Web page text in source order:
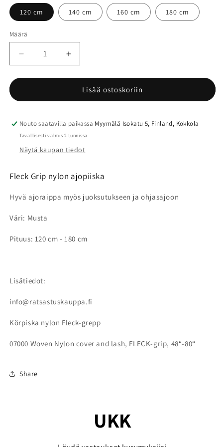
120 cm 140 cm 160 cm 180 cm
Määrä
Määrä
Vähennä
tuotteen
Fleck
nylon
määrää
Lisää
tuotteen
Fleck
Grip
nylon
määrää
Lisää ostoskoriin
Nouto saatavilla paikassa Myymälä Isokatu 5, Finland, Kokkola
Tavallisesti valmis 2 tunnissa
Näytä kaupan tiedot
Fleck Grip nylon ajopiiska
Hyvä ajoraippa myös juoksutukseen ja ohjasajoon
Väri: Musta
Pituus: 120 cm - 180 cm
Lisätiedot:
info@ratsastuskauppa.fi
Körpiska nylon Fleck-grepp
07000 Woven Nylon cover and lash, FLECK-grip, 48“-80“
Share
UKK